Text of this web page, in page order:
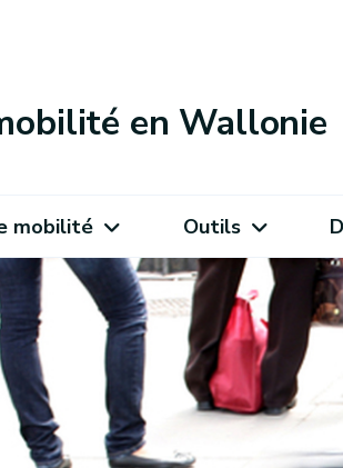
en Wallonie
mobilité Outils